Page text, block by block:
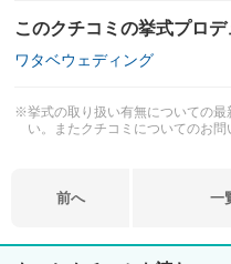
このクチコミの挙式プロデ
ワタベウェディング
※挙式の取り扱い有無についての最
い。またクチコミについてのお問
前へ 一